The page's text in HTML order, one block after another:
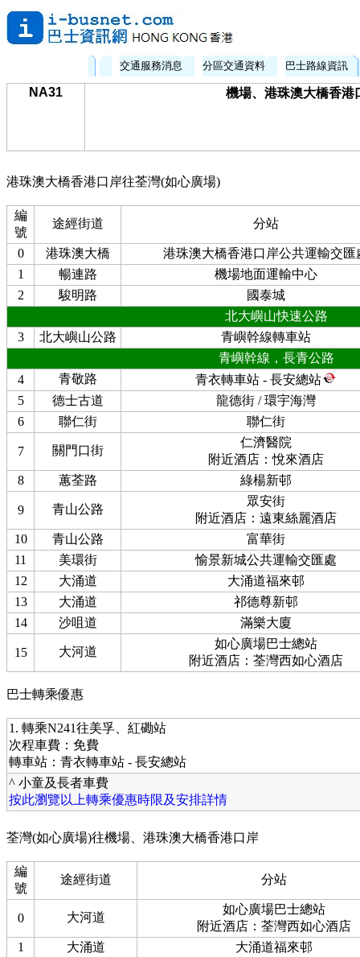
交通服務消息 分區交通資料 巴士路線資訊
NA31 機場、港珠澳大橋香港
港珠澳大橋香港口岸往荃灣(如心廣場)
編
號
途經街道 分站
0 港珠澳大橋
港珠澳大橋香港口岸公共運輸交匯
1
暢連路
機場地面運輸中心
2
駿明路
國泰城
北大嶼山快速公路
3
北大嶼山公路
青嶼幹線轉車站
青嶼幹線，長青公路
4
青敬路
青衣轉車站 - 長安總站
5
德士古道
龍德街 / 環宇海灣
6
聯仁街 聯仁街
7 關門口街
仁濟醫院
附近酒店：悅來酒店
8
蕙荃路 綠楊新邨
9 青山公路
眾安街
附近酒店：遠東絲麗酒店
10
青山公路
富華街
11
美環街
愉景新城公共運輸交匯處
12
大涌道
大涌道福來邨
13
大涌道
祁德尊新邨
14
沙咀道 滿樂大廈
15 大河道
如心廣場巴士總站
附近酒店：荃灣西如心酒店
巴士轉乘優惠
1. 轉乘N241往美孚、紅磡站
次程車費：免費
轉車站：青衣轉車站 - 長安總站
^ 小童及長者車費
按此瀏覽以上轉乘優惠時限及安排詳情
荃灣(如心廣場)往機場、港珠澳大橋香港口岸
編
號
途經街道 分站
0 大河道
如心廣場巴士總站
附近酒店：荃灣西如心酒店
1
大涌道
大涌道福來邨